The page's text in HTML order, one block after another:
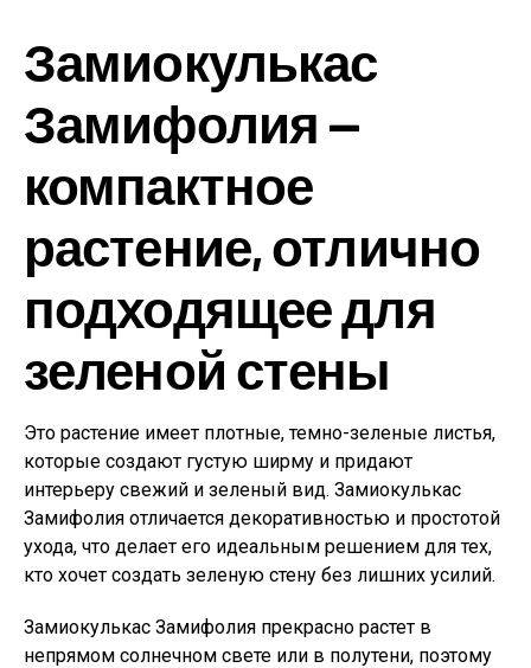
Замиокулькас
Замифолия —
компактное
растение, отлично
подходящее для
зеленой стены
Это растение имеет плотные, темно-зеленые листья,
которые создают густую ширму и придают
интерьеру свежий и зеленый вид. Замиокулькас
Замифолия отличается декоративностью и простотой
ухода, что делает его идеальным решением для тех,
кто хочет создать зеленую стену без лишних усилий.
Замиокулькас Замифолия прекрасно растет в
непрямом солнечном свете или в полутени, поэтому